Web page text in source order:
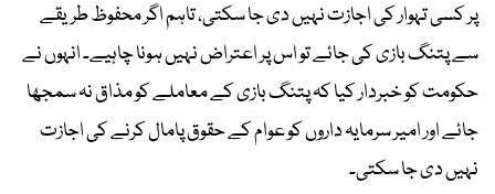
پر کسی تہوار کی اجازت نہیں دی جا سکتی، تاہم اگر محفوظ طریقے
سے پتنگ بازی کی جائے تو اس پر اعتراض نہیں ہونا چاہیے۔ انہوں نے
حکومت کو خبردار کیا کہ پتنگ بازی کے معاملے کو مذاق نہ سمجھا
جائے اور امیر سرمایہ داروں کو عوام کے حقوق پامال کرنے کی اجازت
نہیں دی جا سکتی۔